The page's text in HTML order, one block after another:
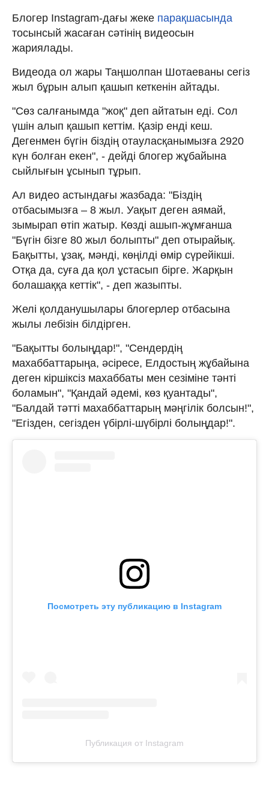
Блогер Instagram-дағы жеке парақшасында
тосынсый жасаған сәтінің видеосын
жариялады.
Видеода ол жары Таңшолпан Шотаеваны сегіз
жыл бұрын алып қашып кеткенін айтады.
"Сөз салғанымда "жоқ" деп айтатын еді. Сол
үшін алып қашып кеттім. Қазір енді кеш.
Дегенмен бүгін біздің отауласқанымызға 2920
күн болған екен", - дейді блогер жұбайына
сыйлығын ұсынып тұрып.
Ал видео астындағы жазбада: "Біздің
отбасымызға – 8 жыл. Уақыт деген аямай,
зымырап өтіп жатыр. Көзді ашып-жұмғанша
"Бүгін бізге 80 жыл болыпты" деп отырайық.
Бақытты, ұзақ, мәнді, көңілді өмір сүрейікші.
Отқа да, суға да қол ұстасып бірге. Жарқын
болашаққа кеттік", - деп жазыпты.
Желі қолданушылары блогерлер отбасына
жылы лебізін білдірген.
"Бақытты болыңдар!", "Сендердің
махаббаттарыңа, әсіресе, Елдостың жұбайына
деген кіршіксіз махаббаты мен сезіміне тәнті
боламын", "Қандай әдемі, көз қуантады",
"Балдай тәтті махаббаттарың мәңгілік болсын!",
"Егізден, сегізден үбірлі-шүбірлі болыңдар!".
Посмотреть эту публикацию в Instagram
Публикация от Instagram